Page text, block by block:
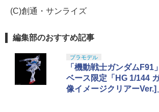
(C)創通・サンライズ
編集部のおすすめ記事
プラモデル
「機動戦士ガンダムF91
ベース限定「HG 1/144
像イメージクリアーVer.]